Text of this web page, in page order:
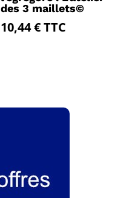
des 3 maillets©
10,44€TTC